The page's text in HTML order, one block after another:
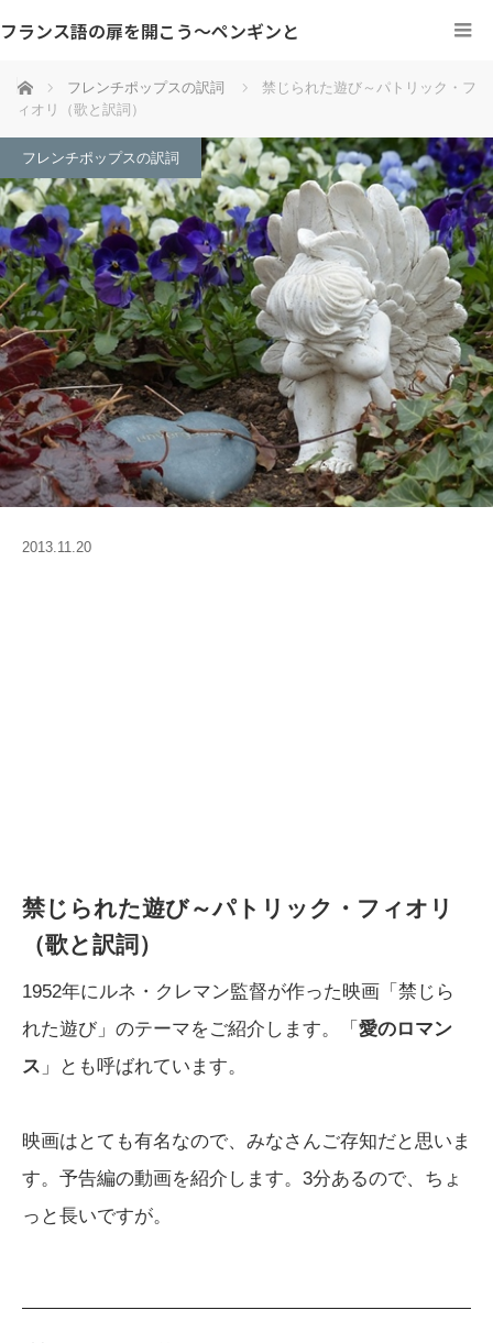
フランス語の扉を開こう～ペンギンと
ホーム フレンチポップスの訳詞
禁じられた遊び～パトリック・フ
ィオリ（歌と訳詞）
フレンチポップスの訳詞
2013.11.20
禁じられた遊び～パトリック・フィオリ
（歌と訳詞）
1952年にルネ・クレマン監督が作った映画「禁じら
れた遊び」のテーマをご紹介します。「 愛のロマン
ス 」とも呼ばれています。
映画はとても有名なので、みなさんご存知だと思いま
す。予告編の動画を紹介します。3分あるので、ちょ
っと長いですが。